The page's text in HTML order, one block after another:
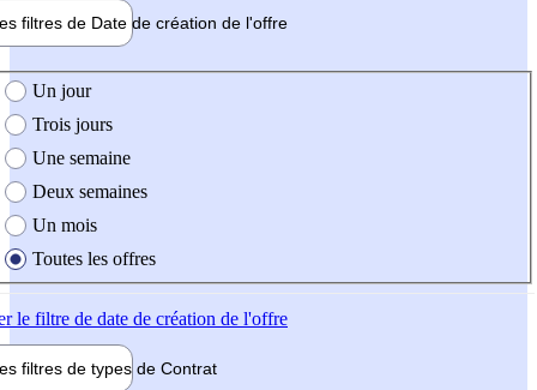
filtres de Date de création de l'offre
création de l'offre
Un jour
Trois jours
Une semaine
Deux semaines
Un mois
Toutes les offres
le filtre de date de création de l'offre
filtres de types de Contrat